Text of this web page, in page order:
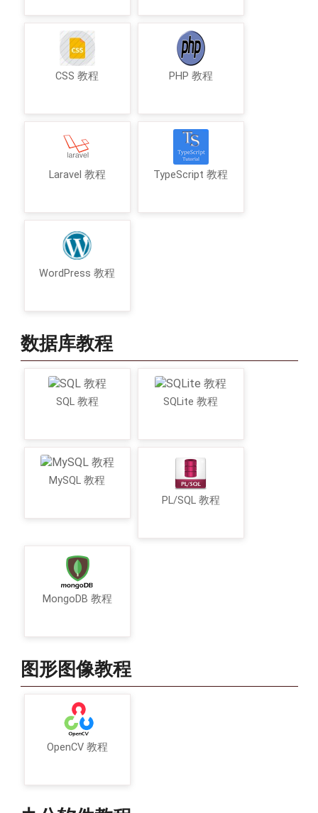
CSS 教程 PHP 教程
Laravel 教程 TypeScript 教程
WordPress 教程
数据库教程
SQL 教程 SQLite 教程
MySQL 教程
PL/SQL 教程
MongoDB 教程
图形图像教程
OpenCV 教程